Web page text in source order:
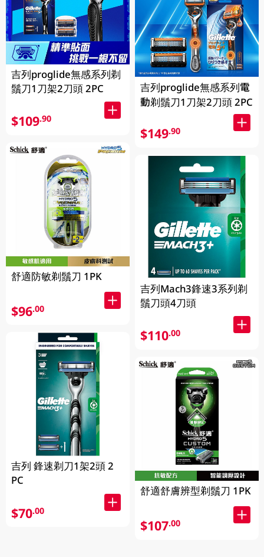
吉列proglide無感系列剃
鬚刀1刀架2刀頭 2PC
$109.90
舒適防敏剃鬚刀 1PK
$96.00
吉列 鋒速剃刀1架2頭 2
PC
$70.00
吉列proglide無感系列電
動剃鬚刀1刀架2刀頭 2PC
$149.90
吉列Mach3鋒速3系列剃
鬚刀頭4刀頭
$110.00
舒適舒膚辨型剃鬚刀 1PK
$107.00